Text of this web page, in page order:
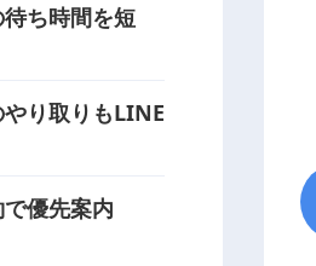
ち時間を短
り取りもLINE
優先案内